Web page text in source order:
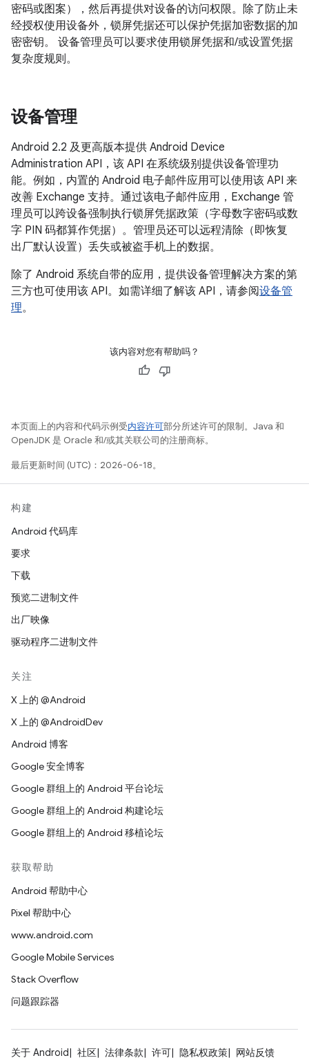
密码或图案），然后再提供对设备的访问权限。除了防止未
经授权使用设备外，锁屏凭据还可以保护凭据加密数据的加
密密钥。 设备管理员可以要求使用锁屏凭据和/或设置凭据
复杂度规则。
设备管理
Android 2.2 及更高版本提供 Android Device
Administration API，该 API 在系统级别提供设备管理功
能。例如，内置的 Android 电子邮件应用可以使用该 API 来
改善 Exchange 支持。通过该电子邮件应用，Exchange 管
理员可以跨设备强制执行锁屏凭据政策（字母数字密码或数
字 PIN 码都算作凭据）。管理员还可以远程清除（即恢复
出厂默认设置）丢失或被盗手机上的数据。
除了 Android 系统自带的应用，提供设备管理解决方案的第
三方也可使用该 API。如需详细了解该 API，请参阅设备管
理。
该内容对您有帮助吗？
本页面上的内容和代码示例受内容许可部分所述许可的限制。Java 和
OpenJDK 是 Oracle 和/或其关联公司的注册商标。
最后更新时间 (UTC)：2026-06-18。
构建
Android 代码库
要求
下载
预览二进制文件
出厂映像
驱动程序二进制文件
关注
X 上的 @Android
X 上的 @AndroidDev
Android 博客
Google 安全博客
Google 群组上的 Android 平台论坛
Google 群组上的 Android 构建论坛
Google 群组上的 Android 移植论坛
获取帮助
Android 帮助中心
Pixel 帮助中心
www.android.com
Google Mobile Services
Stack Overflow
问题跟踪器
关于 Android 社区 法律条款 许可 隐私权政策 网站反馈